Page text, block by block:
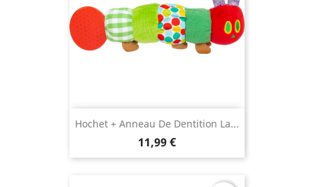
Hochet + Anneau De Dentition La...
11,99 €